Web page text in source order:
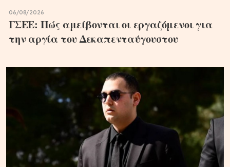
06/08/2026
ΓΣΕΕ: Πώς αμείβονται οι εργαζόμενοι για
την αργία του Δεκαπενταύγουστου